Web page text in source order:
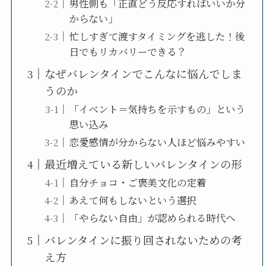
男性側も「正直どう反応すればいいか分
からない」
忙しすぎて渡すタイミングを逃した！後
日でもリカバリーできる？
なぜバレンタインでこんなに悩んでしま
うのか
「イベント＝気持ちを示すもの」という
思い込み
恋愛感情が分からない人ほど悩みやすい
最近増えている新しいバレンタインの形
自分チョコ・ご褒美文化の定着
あえて何もしないという選択
「やらない自由」が認められる時代へ
バレンタインに振り回されないための考
え方